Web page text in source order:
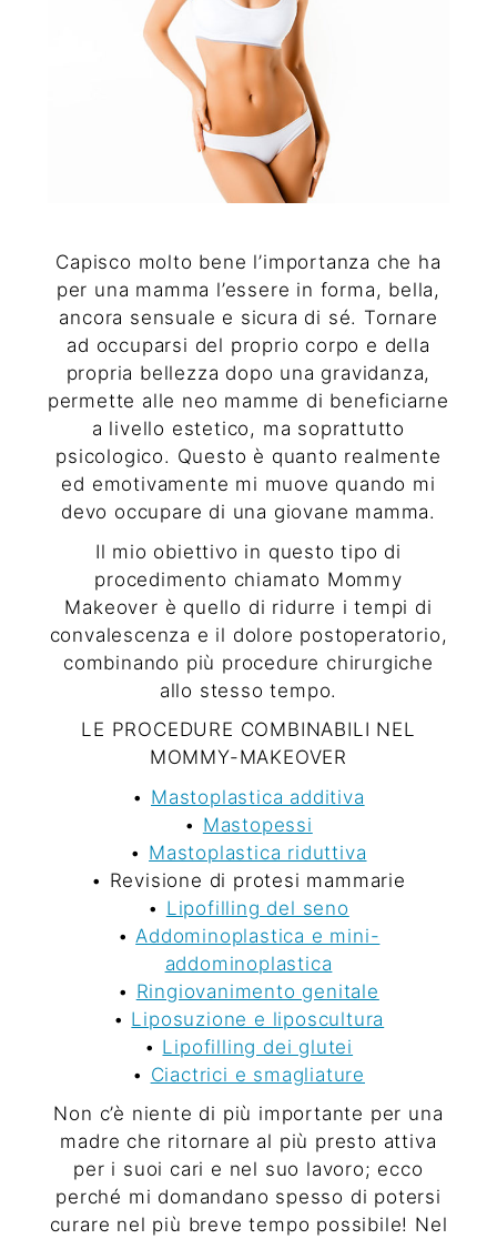
Capisco molto bene l’importanza che ha
per una mamma l’essere in forma, bella,
ancora sensuale e sicura di sé. Tornare
ad occuparsi del proprio corpo e della
propria bellezza dopo una gravidanza,
permette alle neo mamme di beneficiarne
a livello estetico, ma soprattutto
psicologico. Questo è quanto realmente
ed emotivamente mi muove quando mi
devo occupare di una giovane mamma.
Il mio obiettivo in questo tipo di
procedimento chiamato Mommy
Makeover è quello di ridurre i tempi di
convalescenza e il dolore postoperatorio,
combinando più procedure chirurgiche
allo stesso tempo.
LE PROCEDURE COMBINABILI NEL
MOMMY-MAKEOVER
• Mastoplastica additiva
• Mastopessi
• Mastoplastica riduttiva
• Revisione di protesi mammarie
• Lipofilling del seno
• Addominoplastica e mini-
addominoplastica
• Ringiovanimento genitale
• Liposuzione e liposcultura
• Lipofilling dei glutei
• Ciactrici e smagliature
Non c’è niente di più importante per una
madre che ritornare al più presto attiva
per i suoi cari e nel suo lavoro; ecco
perché mi domandano spesso di potersi
curare nel più breve tempo possibile! Nel